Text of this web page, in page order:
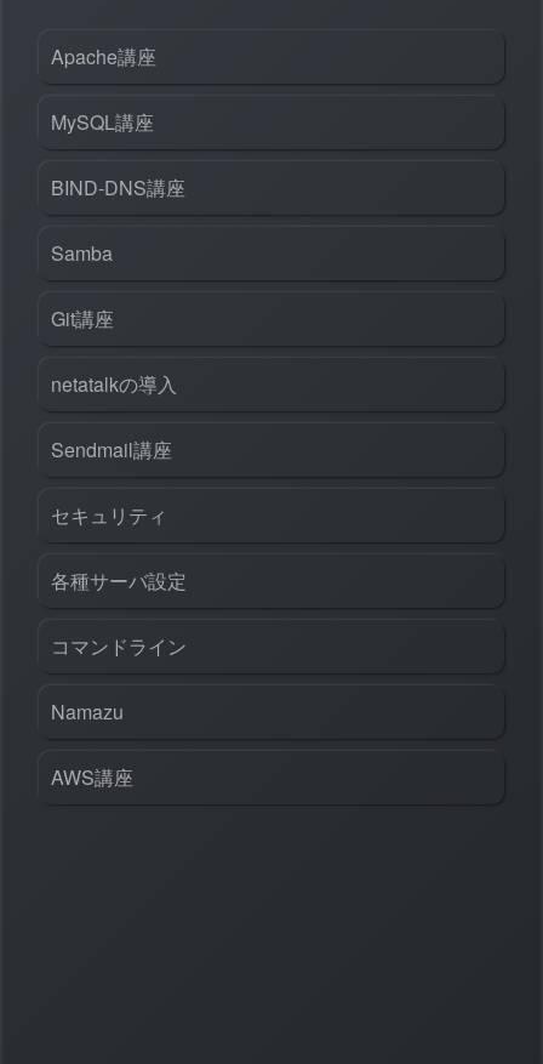
Apache講座
MySQL講座
BIND-DNS講座
Samba
Git講座
netatalkの導入
Sendmail講座
セキュリティ
各種サーバ設定
コマンドライン
Namazu
AWS講座